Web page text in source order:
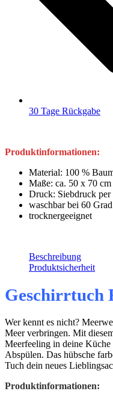
30 Tage Rückgabe
Produktinformationen:
Material: 100 %
Maße: ca. 50 x 70 cm
Druck: Siebdruck
waschbar bei 60 Grad
trocknergeeignet
Beschreibung
Produktsicherheit
Geschirrtuch
Wer kennt es nicht?
Meer verbringen. Mit
Meerfeeling in deine
Abspülen. Das hübsche
Tuch dein neues
Produktinformationen: